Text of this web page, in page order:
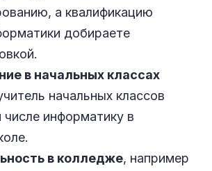
а квалификацию
добираете
в начальных классах
начальных классов
информатику в
в колледже, например